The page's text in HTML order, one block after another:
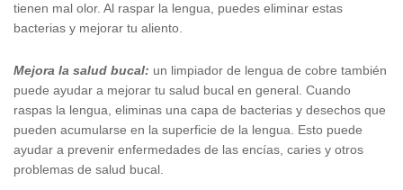
tienen mal olor. Al raspar la lengua, puedes eliminar estas
bacterias y mejorar tu aliento.
Mejora la salud bucal: un limpiador de lengua de cobre también
puede ayudar a mejorar tu salud bucal en general. Cuando
raspas la lengua, eliminas una capa de bacterias y desechos que
pueden acumularse en la superficie de la lengua. Esto puede
ayudar a prevenir enfermedades de las encías, caries y otros
problemas de salud bucal.